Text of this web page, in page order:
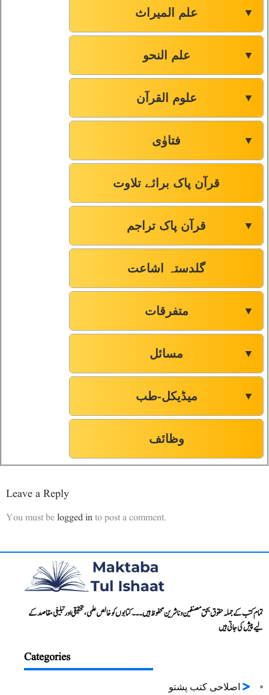
علم المیراث ▼
علم النحو ▼
علوم القرآن ▼
فتاوٰی ▼
قرآن پاک برائے تلاوت
قرآن پاک تراجم ▼
گلدستہ اشاعت
متفرقات ▼
مسائل ▼
میڈیکل-طب ▼
وظائف
Leave a Reply
You must belogged into post a comment.
تمام کتب کے جملہ حقوق بحق مصنفین و ناشرین محفوظ ہیں۔۔۔ کتابوں کو خالص علمی، تحقیقی اور تبلیغی مقاصد کے
لیے پیش کی جاتی ہیں
Categories
اصلاحی کتب پشتو